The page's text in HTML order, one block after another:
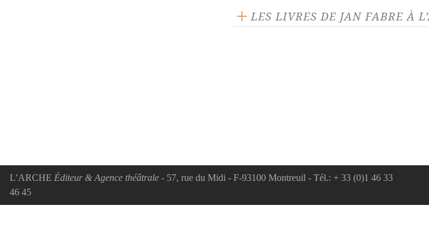
LES LIVRES DE JAN FABRE À
L’ARCHE Éditeur & Agence théâtrale - 57, rue du Midi - F-93100 Montreuil - Tél.: + 33 (0)1 46 33
46 45